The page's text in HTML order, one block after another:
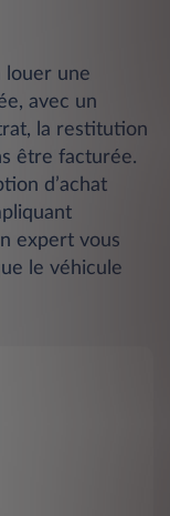
louer une
avec un
la restitution
être facturée.
d’achat
expert vous
le véhicule